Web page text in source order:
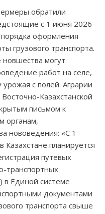
обратили
с 1 июня 2026
оформления
грузового транспорта.
могут
работ на селе,
урожая с полей. Аграрии
Казахстанской
письмом к
органам,
нововедения: «С 1
Казахстане планируется
путевых
транспортных
Единой системе
документами
транспорта свыше